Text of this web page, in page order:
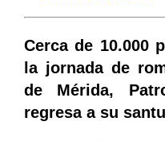
Cerca de 10.000
la jornada de
de Mérida,
regresa a su